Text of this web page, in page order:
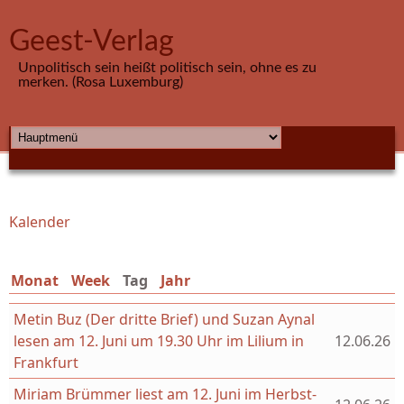
Geest-Verlag
Unpolitisch sein heißt politisch sein, ohne es zu
merken. (Rosa Luxemburg)
HAUPTMENÜ
Sie sind hier
Kalender
Monat Week Tag (aktiver Reiter)
Jahr
Metin Buz (Der dritte Brief) und Suzan Aynal
lesen am 12. Juni um 19.30 Uhr im Lilium in
Frankfurt
12.06.26
Miriam Brümmer liest am 12. Juni im Herbst-